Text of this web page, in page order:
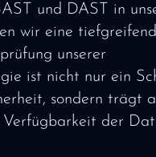
und DAST in
wir eine
unserer
ist nicht nur ein
sondern trägt
der